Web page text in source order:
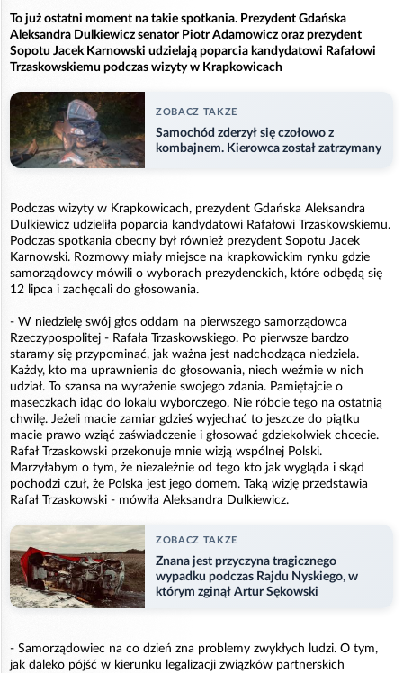
To już ostatni moment na takie spotkania. Prezydent Gdańska
Aleksandra Dulkiewicz senator Piotr Adamowicz oraz prezydent
Sopotu Jacek Karnowski udzielają poparcia kandydatowi Rafałowi
Trzaskowskiemu podczas wizyty w Krapkowicach
ZOBACZ TAKZE
Samochód zderzył się czołowo z
kombajnem. Kierowca został zatrzymany
Podczas wizyty w Krapkowicach, prezydent Gdańska Aleksandra
Dulkiewicz udzieliła poparcia kandydatowi Rafałowi Trzaskowskiemu.
Podczas spotkania obecny był również prezydent Sopotu Jacek
Karnowski. Rozmowy miały miejsce na krapkowickim rynku gdzie
samorządowcy mówili o wyborach prezydenckich, które odbędą się
12 lipca i zachęcali do głosowania.
- W niedzielę swój głos oddam na pierwszego samorządowca
Rzeczypospolitej - Rafała Trzaskowskiego. Po pierwsze bardzo
staramy się przypominać, jak ważna jest nadchodząca niedziela.
Każdy, kto ma uprawnienia do głosowania, niech weźmie w nich
udział. To szansa na wyrażenie swojego zdania. Pamiętajcie o
maseczkach idąc do lokalu wyborczego. Nie róbcie tego na ostatnią
chwilę. Jeżeli macie zamiar gdzieś wyjechać to jeszcze do piątku
macie prawo wziąć zaświadczenie i głosować gdziekolwiek chcecie.
Rafał Trzaskowski przekonuje mnie wizją wspólnej Polski.
Marzyłabym o tym, że niezależnie od tego kto jak wygląda i skąd
pochodzi czuł, że Polska jest jego domem. Taką wizję przedstawia
Rafał Trzaskowski - mówiła Aleksandra Dulkiewicz.
ZOBACZ TAKZE
Znana jest przyczyna tragicznego
wypadku podczas Rajdu Nyskiego, w
którym zginął Artur Sękowski
- Samorządowiec na co dzień zna problemy zwykłych ludzi. O tym,
jak daleko pójść w kierunku legalizacji związków partnerskich